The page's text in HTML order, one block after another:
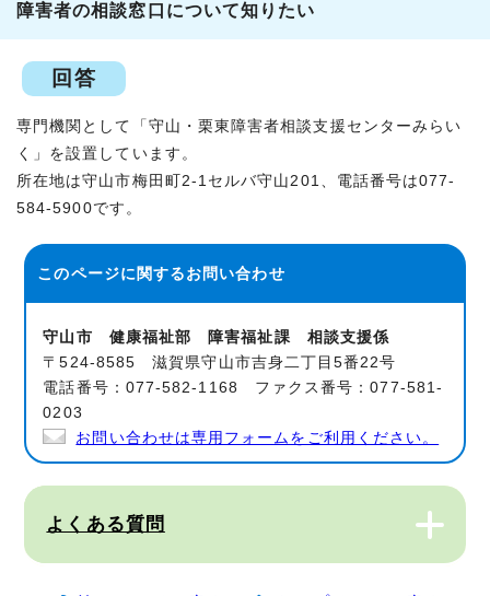
障害者の相談窓口について知りたい
回答
専門機関として「守山・栗東障害者相談支援センターみらい
く」を設置しています。
所在地は守山市梅田町2-1セルバ守山201、電話番号は077-
584-5900です。
このページに関するお問い合わせ
守山市 健康福祉部 障害福祉課 相談支援係
〒524-8585 滋賀県守山市吉身二丁目5番22号
電話番号：077-582-1168 ファクス番号：077-581-
0203
お問い合わせは専用フォームをご利用ください。
よくある質問